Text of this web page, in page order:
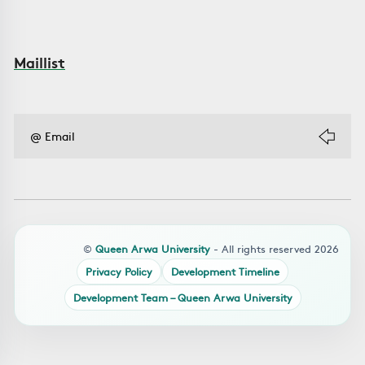
Maillist
© Queen Arwa University - All rights reserved 2026
Privacy Policy
Development Timeline
Development Team – Queen Arwa University